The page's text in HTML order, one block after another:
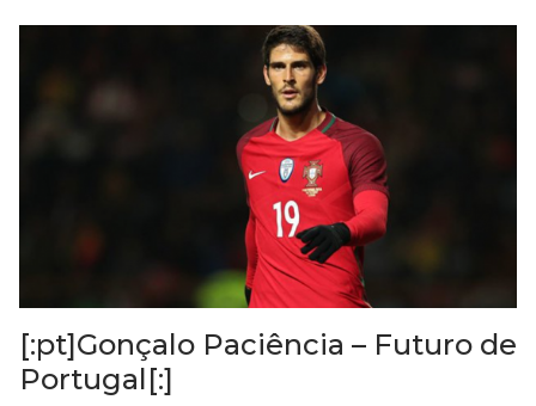
[:pt]Gonçalo Paciência – Futuro de
Portugal[:]